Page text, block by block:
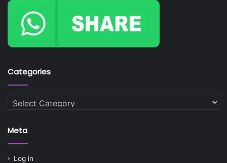
Categories
Categories
Meta
Log in